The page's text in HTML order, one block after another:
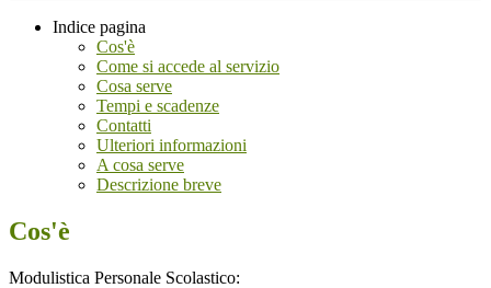
Indice pagina
Cos'è
Come si accede al servizio
Cosa serve
Tempi e scadenze
Contatti
Ulteriori informazioni
A cosa serve
Descrizione breve
Cos'è
Modulistica Personale Scolastico: